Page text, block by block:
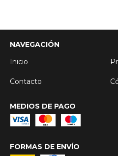
NAVEGACIÓN
Inicio
Contacto
MEDIOS DE PAGO
FORMAS DE ENVÍO